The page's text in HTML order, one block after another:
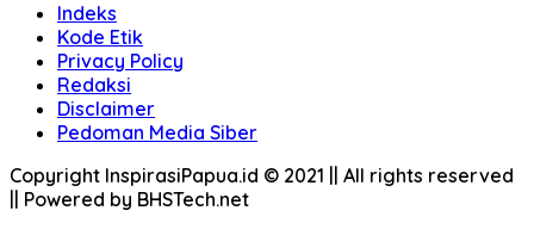
Indeks
Kode Etik
Privacy Policy
Redaksi
Disclaimer
Pedoman Media Siber
Copyright InspirasiPapua.id © 2021 || All rights reserved
|| Powered by BHSTech.net